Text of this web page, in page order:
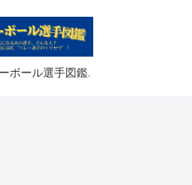
ボール選手図鑑.